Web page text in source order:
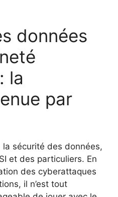
données
la
par
sécurité des données,
et des particuliers. En
des cyberattaques
il n’est tout